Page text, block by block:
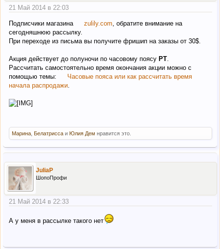
21 Май 2014 в 22:03
Подписчики магазина zulily.com, обратите внимание на
сегодняшнюю рассылку.
При переходе из письма вы получите фришип на заказы от 30$.
Акция действует до полуночи по часовому поясу PT.
Рассчитать самостоятельно время окончания акции можно с
помощью темы:
Часовые пояса или как рассчитать время
начала распродажи.
Марина Белатрисса и Юлия Дем нравится это.
JuliaP
ШопоПрофи
21 Май 2014 в 22:33
А у меня в рассылке такого нет